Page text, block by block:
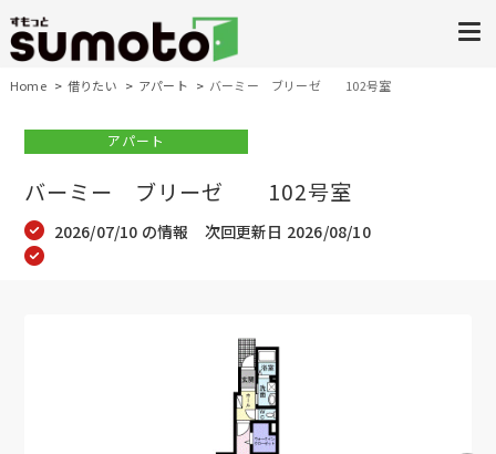
Home 借りたい アパート バーミー ブリーゼ 102号室
アパート
バーミー ブリーゼ 102号室
2026/07/10 の情報 次回更新日 2026/08/10